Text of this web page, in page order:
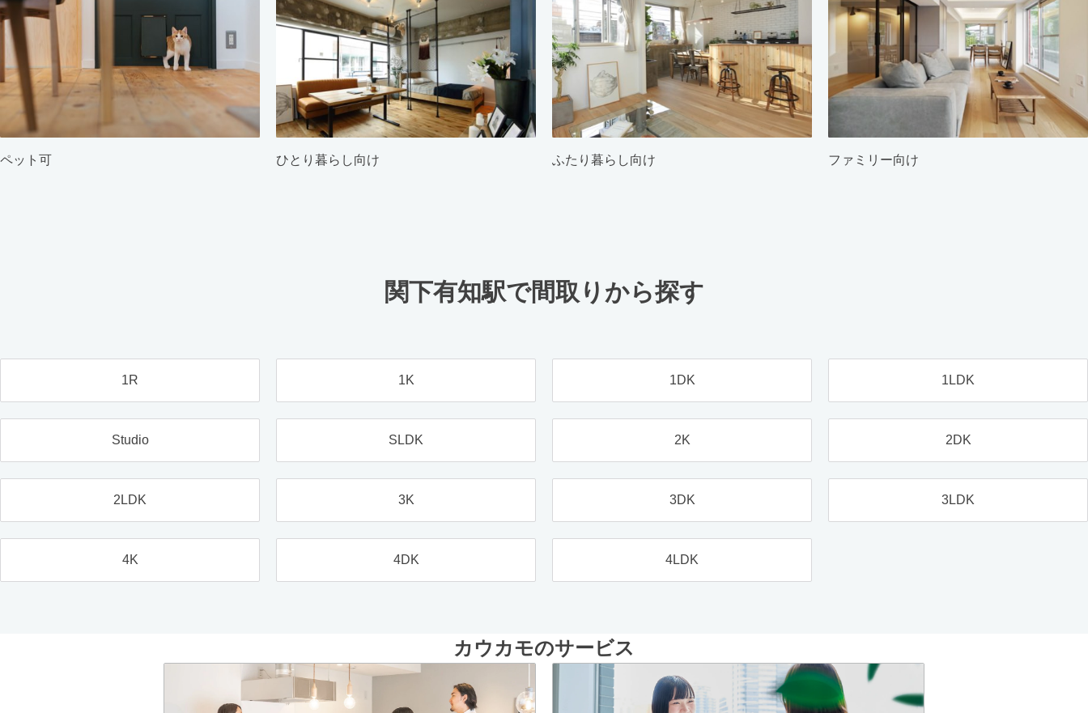
ペット可 ひとり暮らし向け ふたり暮らし向け ファミリー向け
関下有知駅で間取りから探す
1R 1K 1DK 1LDK
Studio SLDK 2K 2DK
2LDK 3K 3DK 3LDK
4K 4DK 4LDK
カウカモのサービス